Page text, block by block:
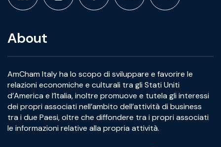
About
AmCham Italy ha lo scopo di sviluppare e favorire le
relazioni economiche e culturali tra gli Stati Uniti
d’America e l’Italia, inoltre promuove e tutela gli interessi
dei propri associati nell’ambito dell’attività di business
tra i due Paesi, oltre che diffondere tra i propri associati
le informazioni relative alla propria attività.